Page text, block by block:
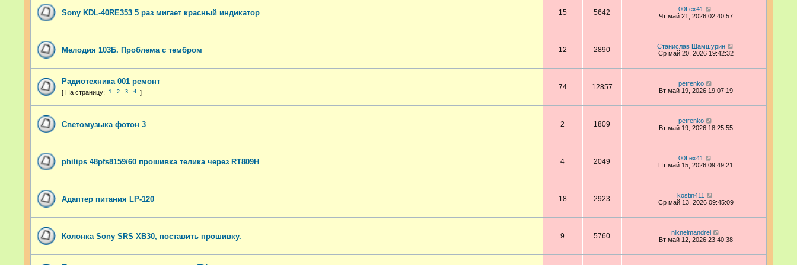
Sony KDL-40RE353 5 раз мигает красный индикатор 15 5642
00Lex41
Чт май 21, 2026 02:40:57
Мелодия 103Б. Проблема с тембром 12 2890
Станислав Шамшурин
Ср май 20, 2026 19:42:32
Радиотехника 001 ремонт
1 2 3 4
74 12857
petrenko
Вт май 19, 2026 19:07:19
Светомузыка фотон 3 2 1809
petrenko
Вт май 19, 2026 18:25:55
philips 48pfs8159/60 прошивка телика через RT809H 4 2049
00Lex41
Пт май 15, 2026 09:49:21
Адаптер питания LP-120 18 2923
kostin411
Ср май 13, 2026 09:45:09
Колонка Sony SRS XB30, поставить прошивку. 9 5760
nikneimandrei
Вт май 12, 2026 23:40:38